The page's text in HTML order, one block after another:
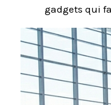
gadgets qui